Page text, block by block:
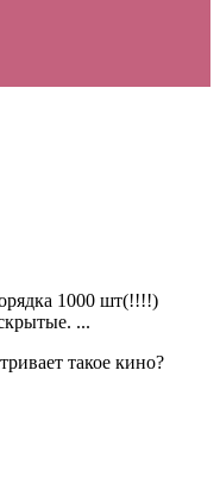
1000 шт(!!!!)
...
такое кино?